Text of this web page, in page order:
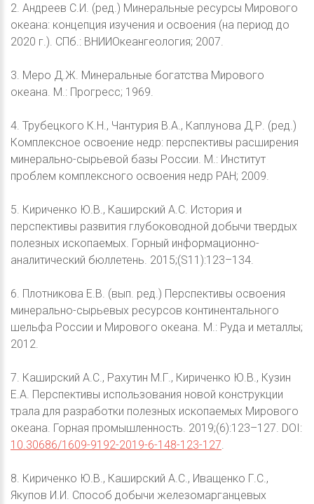
2. Андреев С.И. (ред.) Минеральные ресурсы Мирового
океана: концепция изучения и освоения (на период до
2020 г.). СПб.: ВНИИОкеангеология; 2007.
3. Меро Д.Ж. Минеральные богатства Мирового
океана. М.: Прогресс; 1969.
4. Трубецкого К.Н., Чантурия В.А., Каплунова Д.Р. (ред.)
Комплексное освоение недр: перспективы расширения
минерально-сырьевой базы России. М.: Институт
проблем комплексного освоения недр РАН; 2009.
5. Кириченко Ю.В., Каширский А.С. История и
перспективы развития глубоководной добычи твердых
полезных ископаемых. Горный информационно-
аналитический бюллетень. 2015;(S11):123–134.
6. Плотникова Е.В. (вып. ред.) Перспективы освоения
минерально-сырьевых ресурсов континентального
шельфа России и Мирового океана. М.: Руда и металлы;
2012.
7. Каширский А.С., Рахутин М.Г., Кириченко Ю.В., Кузин
Е.А. Перспективы использования новой конструкции
трала для разработки полезных ископаемых Мирового
океана. Горная промышленность. 2019;(6):123–127. DOI:
10.30686/1609-9192-2019-6-148-123-127
8. Кириченко Ю.В., Каширский А.С., Иващенко Г.С.,
Якупов И.И. Способ добычи железомарганцевых